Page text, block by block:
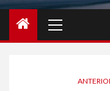
principal